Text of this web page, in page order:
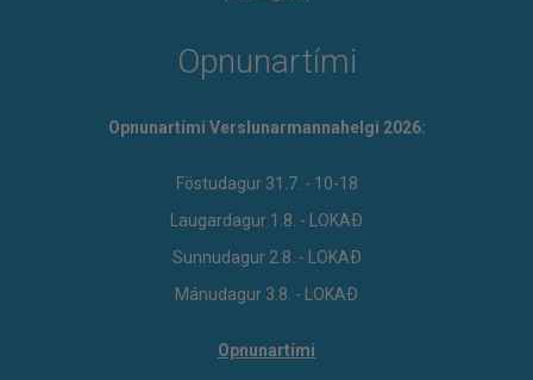
Opnunartími
Opnunartími Verslunarmannahelgi 2026:
Föstudagur 31.7. - 10-18
Laugardagur 1.8. - LOKAÐ
Sunnudagur 2.8. - LOKAÐ
Mánudagur 3.8. - LOKAÐ
Opnunartími